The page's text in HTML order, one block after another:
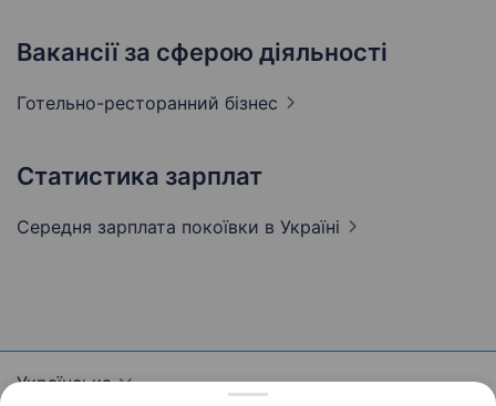
Вакансії за сферою діяльності
Готельно-ресторанний бізнес
Статистика зарплат
Середня зарплата покоївки в Україні
Українська